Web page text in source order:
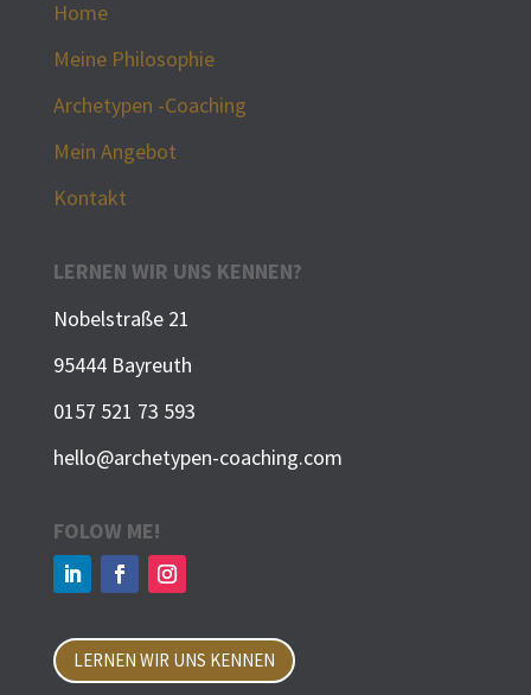
Home
Meine Philosophie
Archetypen -Coaching
Mein Angebot
Kontakt
LERNEN WIR UNS KENNEN?
Nobelstraße 21
95444 Bayreuth
0157 521 73 593
hello@archetypen-coaching.com
FOLOW ME!
LERNEN WIR UNS KENNEN